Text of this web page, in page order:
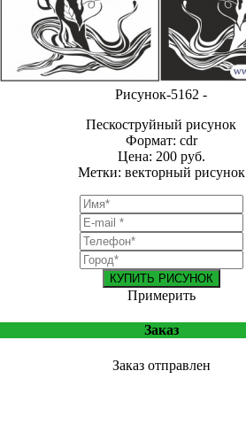
Рисунок-5162 -
Пескоструйный рисунок
Формат: cdr
Цена: 200 руб.
Метки: векторный рисунок
КУПИТЬ РИСУНОК
Примерить
Заказ
Заказ отправлен